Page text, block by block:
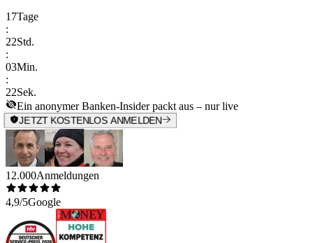
17Tage
:
22Std.
:
03Min.
:
22Sek.
Ein anonymer Banken-Insider packt aus – nur live
JETZT KOSTENLOS ANMELDEN
12.000Anmeldungen
4,9/5Google